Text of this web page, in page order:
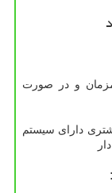
1 و 2 و 4 و 6 نازله همزمان و در صورت
دارای سیستم